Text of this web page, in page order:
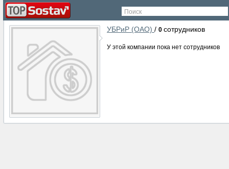
Поиск
УБРиР (ОАО) / 0 сотрудников
У этой компании пока нет сотрудников